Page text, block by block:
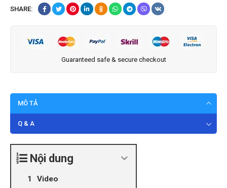
SHARE:
Guaranteed safe & secure checkout
MÔ TẢ
Q & A
Nội dung
Video